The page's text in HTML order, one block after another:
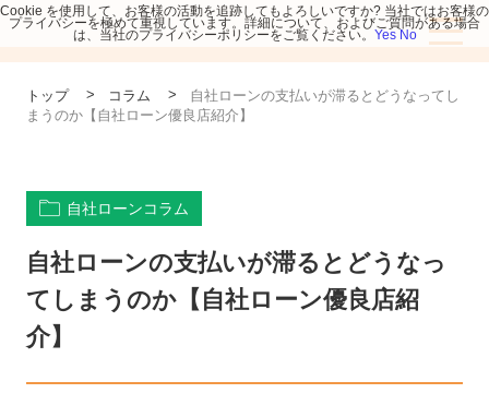
トップ > コラム >
自社ローンの支払いが滞るとどうなってし
まうのか【自社ローン優良店紹介】
自社ローンコラム
自社ローンの支払いが滞るとどうなっ
てしまうのか【自社ローン優良店紹
介】
Cookie を使用して、お客様の活動を追跡してもよろしいですか? 当社ではお客様の
プライバシーを極めて重視しています。詳細について、およびご質問がある場合
は、当社のプライバシーポリシーをご覧ください。 Yes No